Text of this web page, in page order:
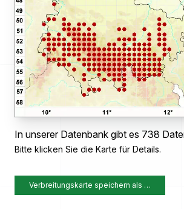
In unserer Datenbank gibt es 738
Bitte klicken Sie die Karte für Details.
Verbreitungskarte speichern als …